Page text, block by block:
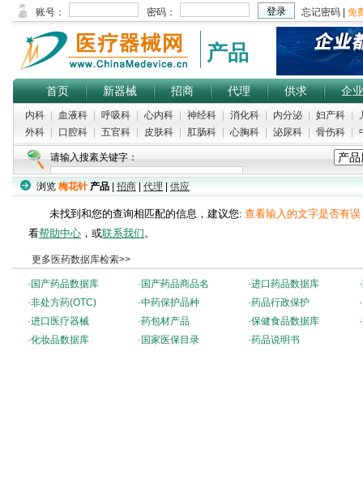
产品
首页 新器械 招商 代理 供求 企业
内科 血液科 呼吸科 心内科 神经科 消化科 内分泌 妇产科
外科
口腔科 五官科 皮肤科 肛肠科 心胸科 泌尿科 骨伤科
请输入搜素关键字：
浏览 梅花针 产品 招商 代理 供应
未找到和您的查询相匹配的信息，建议您: 查看输入的文字是否有误
看帮助中心 ，或联系我们。
更多医药数据库检索>>
· 国产药品数据库 · 国产药品商品名 ·进口药品数据库 ·
·非处方药(OTC) ·中药保护品种 ·药品行政保护 ·
·进口医疗器械 ·药包材产品 ·保健食品数据库 ·
·化妆品数据库 · 国家医保目录 ·药品说明书